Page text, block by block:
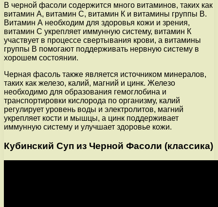
В черной фасоли содержится много витаминов, таких как
витамин А, витамин С, витамин К и витамины группы В.
Витамин А необходим для здоровья кожи и зрения,
витамин С укрепляет иммунную систему, витамин К
участвует в процессе свертывания крови, а витамины
группы В помогают поддерживать нервную систему в
хорошем состоянии.
Черная фасоль также является источником минералов,
таких как железо, калий, магний и цинк. Железо
необходимо для образования гемоглобина и
транспортировки кислорода по организму, калий
регулирует уровень воды и электролитов, магний
укрепляет кости и мышцы, а цинк поддерживает
иммунную систему и улучшает здоровье кожи.
Кубинский Суп из Черной Фасоли (классика)